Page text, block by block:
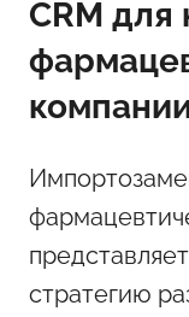
CRM для
стратегию